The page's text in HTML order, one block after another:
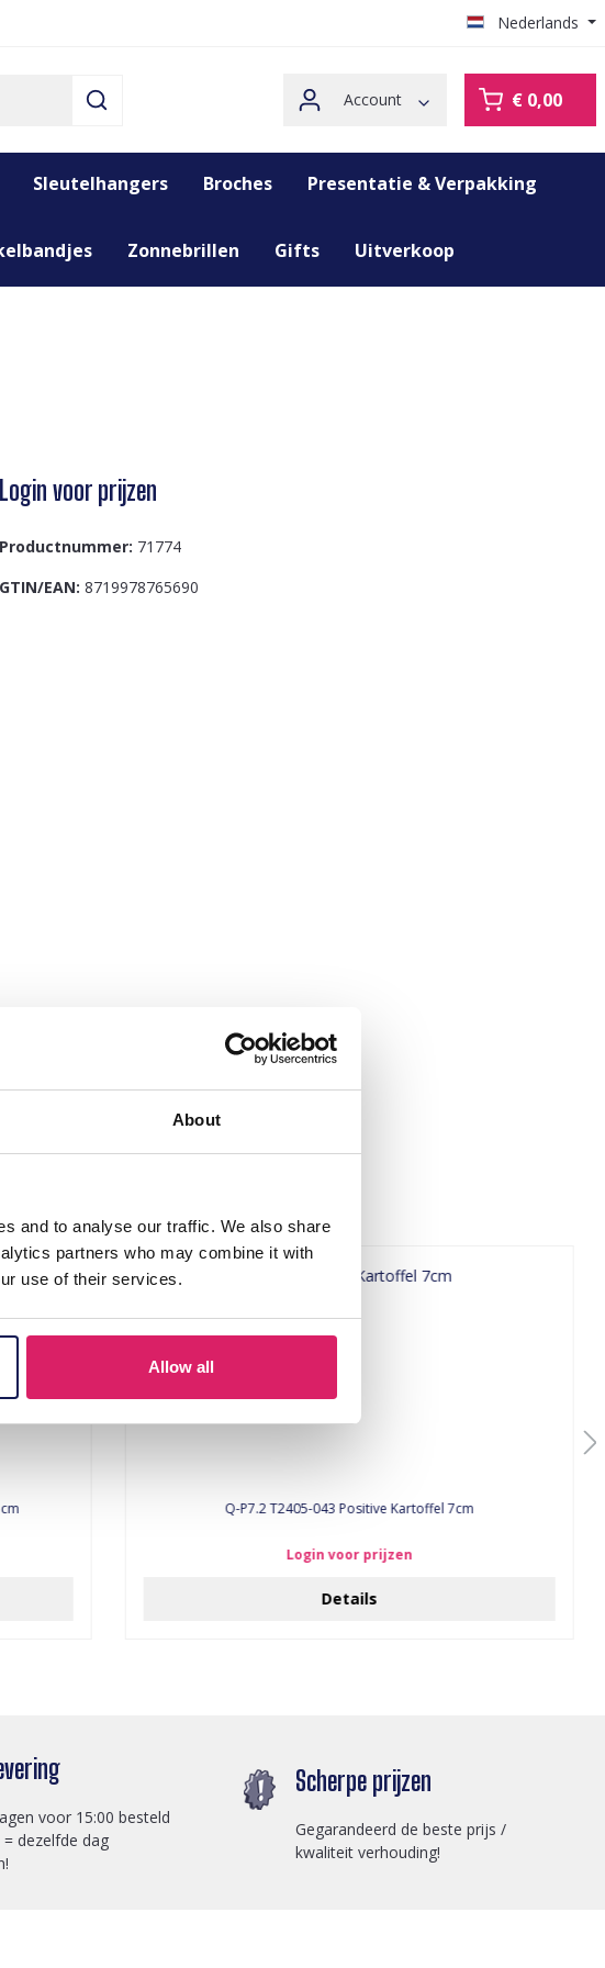
About
and to analyse our traffic. We also share
partners who may combine it with
use of their services.
Allow all
Nederlands
Account € 0,00
Sleutelhangers Broches Presentatie & Verpakking
Zonnebrillen Gifts Uitverkoop
Login voor prijzen
Productnummer: 71774
GTIN/EAN: 8719978765690
Q-P7.2 T2405-043 Positive Kartoffel 7cm
Login voor prijzen
Details
voor 15:00 besteld
dezelfde dag
Scherpe prijzen
Gegarandeerd de beste prijs /
kwaliteit verhouding!